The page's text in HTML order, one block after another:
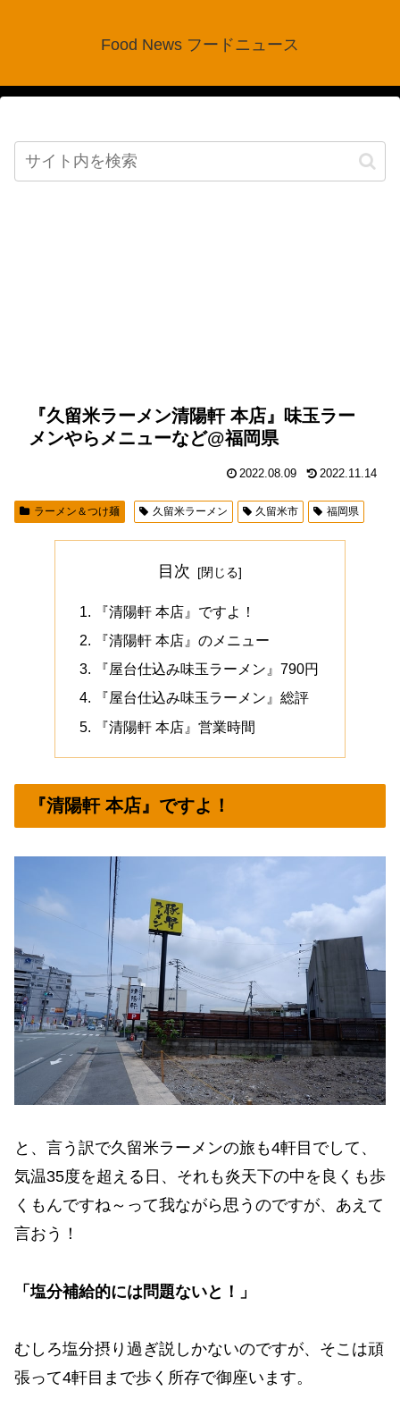
Food News フードニュース
『久留米ラーメン清陽軒 本店』味玉ラー
メンやらメニューなど@福岡県
2022.08.09 2022.11.14
ラーメン＆つけ麺 久留米ラーメン 久留米市 福岡県
目次
『清陽軒 本店』ですよ！
『清陽軒 本店』のメニュー
『屋台仕込み味玉ラーメン』790円
『屋台仕込み味玉ラーメン』総評
『清陽軒 本店』営業時間
『清陽軒 本店』ですよ！
と、言う訳で久留米ラーメンの旅も4軒目でして、
気温35度を超える日、それも炎天下の中を良くも歩
くもんですね～って我ながら思うのですが、あえて
言おう！
「塩分補給的には問題ないと！」
むしろ塩分摂り過ぎ説しかないのですが、そこは頑
張って4軒目まで歩く所存で御座います。